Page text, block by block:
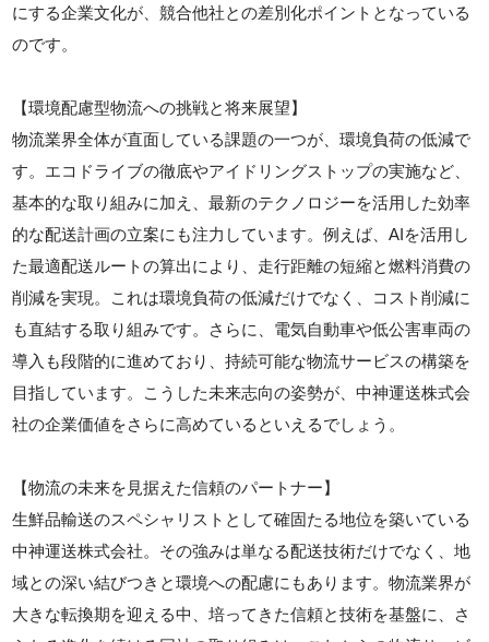
にする企業文化が、競合他社との差別化ポイントとなっている
のです。
【環境配慮型物流への挑戦と将来展望】
物流業界全体が直面している課題の一つが、環境負荷の低減で
す。エコドライブの徹底やアイドリングストップの実施など、
基本的な取り組みに加え、最新のテクノロジーを活用した効率
的な配送計画の立案にも注力しています。例えば、AIを活用し
た最適配送ルートの算出により、走行距離の短縮と燃料消費の
削減を実現。これは環境負荷の低減だけでなく、コスト削減に
も直結する取り組みです。さらに、電気自動車や低公害車両の
導入も段階的に進めており、持続可能な物流サービスの構築を
目指しています。こうした未来志向の姿勢が、中神運送株式会
社の企業価値をさらに高めているといえるでしょう。
【物流の未来を見据えた信頼のパートナー】
生鮮品輸送のスペシャリストとして確固たる地位を築いている
中神運送株式会社。その強みは単なる配送技術だけでなく、地
域との深い結びつきと環境への配慮にもあります。物流業界が
大きな転換期を迎える中、培ってきた信頼と技術を基盤に、さ